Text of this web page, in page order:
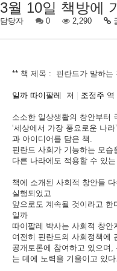
3월 10일 책방에
담당자 0 2,290
** 책 제목 : 핀란드가 말하는
일까 따이팔레 저 조정주 역
소소한 일상생활의 창안부터
‘세상에서 가장 풍요로운 나
과 아이디어를 담은 책.
핀란드 사회가 기능하는 모
다른 나라에도 적용할 수 있
책에 소개된 사회적 창안들
실행되었고
앞으로도 계속될 것이라고
일까
따이팔레 박사는 사회적 창
여전히 핀란드의 사회정책에
공개토론에 참여하고 있으며
는 데에 노력을 기울이고 있다.